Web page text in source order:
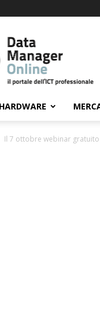
Data
Manager
Online
HARDWARE
Il 7 ottobre webinar